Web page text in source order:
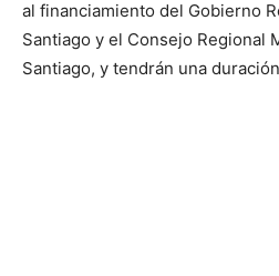
al financiamiento del Gobierno
Santiago y el Consejo Regional
Santiago, y tendrán una